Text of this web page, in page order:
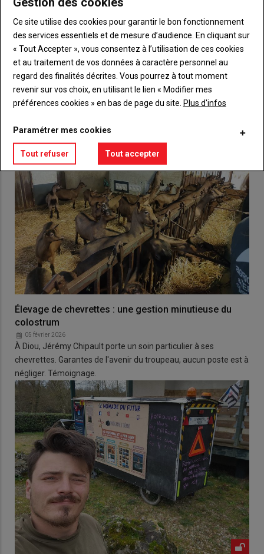
Lien Créez un compte
VOUS AIMEREZ AUSSI
Élevage de chevrettes : une gestion minutieuse du
colostrum
05 février 2026
À Diou, Jérémy Chipault porte un soin particulier à ses
chevrettes. Garantes de l'avenir du troupeau, aucun poste est à
négliger. Témoignage.
Ce site utilise des cookies pour garantir le bon fonctionnement
des services essentiels et de mesure d’audience. En cliquant sur
« Tout Accepter », vous consentez à l’utilisation de ces cookies
et au traitement de vos données à caractère personnel au
regard des finalités décrites. Vous pourrez à tout moment
revenir sur vos choix, en utilisant le lien « Modifier mes
préférences cookies » en bas de page du site. Plus d'infos
Paramétrer mes cookies
Tout refuser Tout accepter